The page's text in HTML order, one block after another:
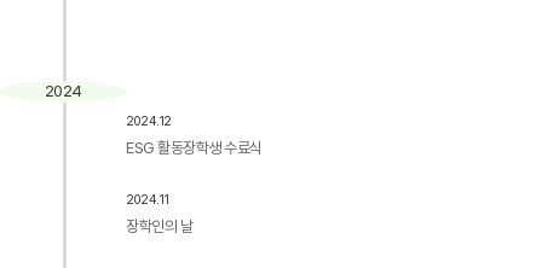
2024
2024.12
ESG 활동장학생 수료식
2024.11
장학인의 날